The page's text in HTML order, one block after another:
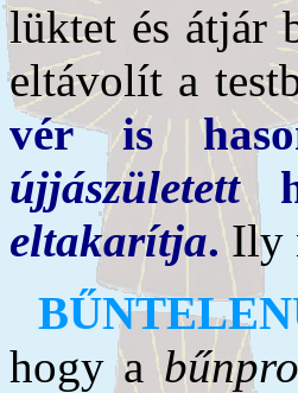
lüktet és átjár
eltávolít a
vér is
újjászületett
eltakarítja.Ily
hogy a